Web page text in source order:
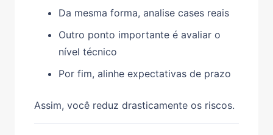
Da mesma forma, analise cases reais
Outro ponto importante é avaliar o
nível técnico
Por fim, alinhe expectativas de prazo
Assim, você reduz drasticamente os riscos.